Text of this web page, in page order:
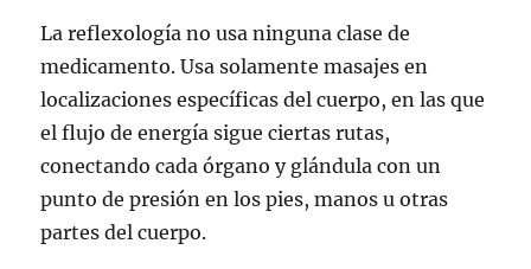
La reflexología no usa ninguna clase de
medicamento. Usa solamente masajes en
localizaciones específicas del cuerpo, en las que
el flujo de energía sigue ciertas rutas,
conectando cada órgano y glándula con un
punto de presión en los pies, manos u otras
partes del cuerpo.